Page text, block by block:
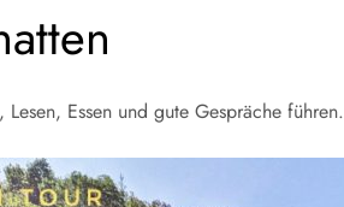
Lesen, Essen und gute Gespräche führen.